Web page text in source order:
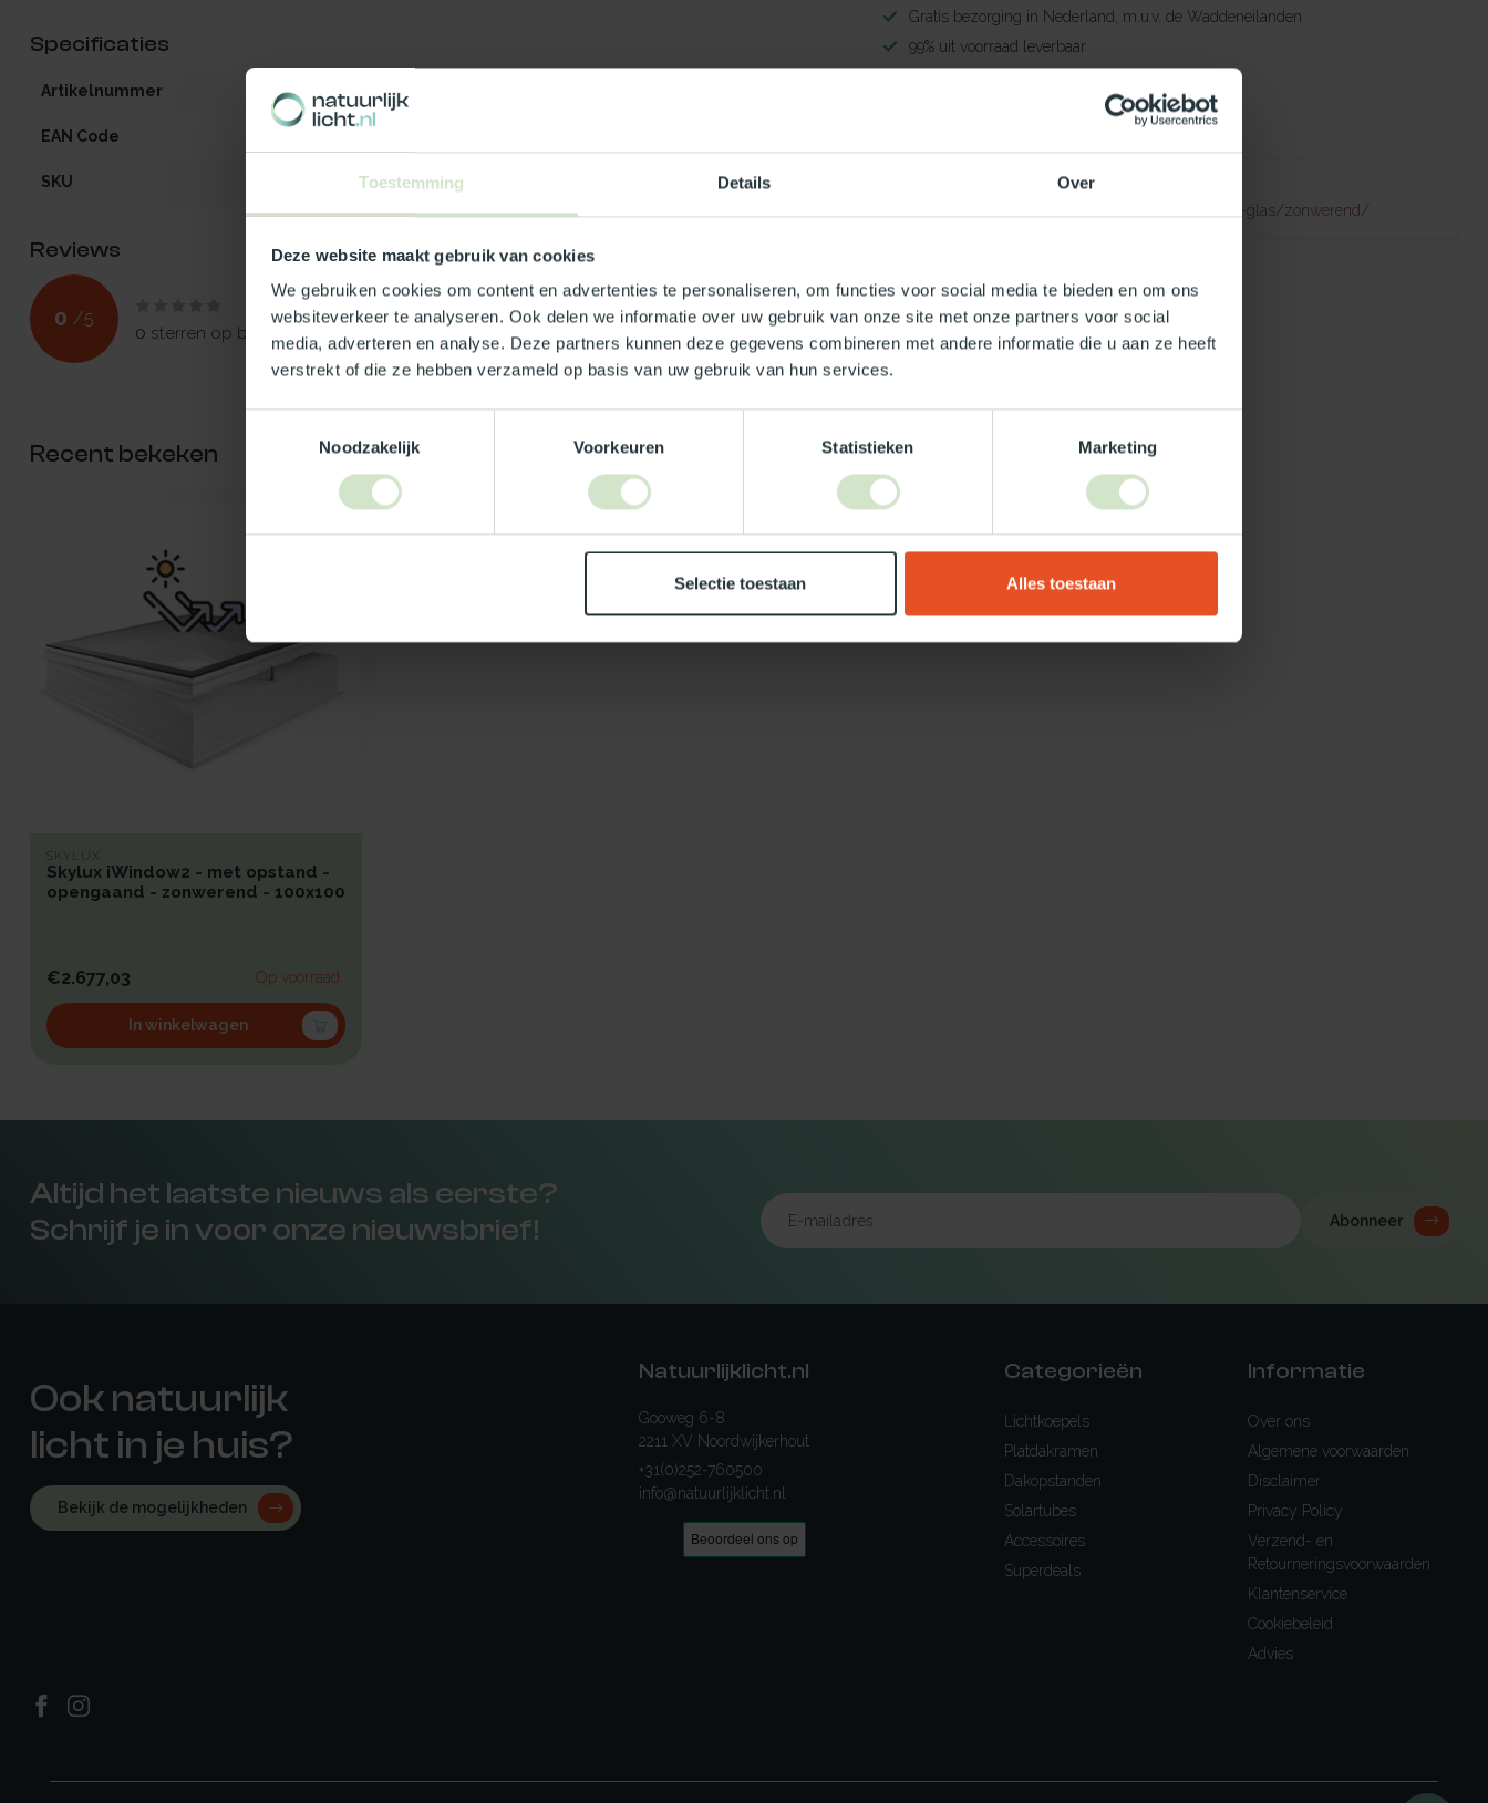
Toestemming Details Over
Deze website maakt gebruik van cookies
We gebruiken cookies om content en advertenties te personaliseren, om functies voor social media te bieden en om ons
websiteverkeer te analyseren. Ook delen we informatie over uw gebruik van onze site met onze partners voor social
media, adverteren en analyse. Deze partners kunnen deze gegevens combineren met andere informatie die u aan ze heeft
verstrekt of die ze hebben verzameld op basis van uw gebruik van hun services.
Noodzakelijk
Voorkeuren Statistieken Marketing
Selectie toestaan Alles toestaan
Specificaties
Artikelnummer iW2-MO-OG-zonwerend10x10
EAN Code
SKU 100764
Reviews
0 /5
0 sterren op basis van beoordelingen
Je beoordeling toevoegen
Gratis bezorging in Nederland, m.u.v. de Waddeneilanden
99% uit voorraad leverbaar
Maak jouw bestelling compleet!
TypeError: Failed to fetch
https://www.natuurlijklicht.nl/platdakramen/type-glas/zonwerend/
Recent bekeken
SKYLUX
Skylux iWindow2 - met opstand -
opengaand - zonwerend - 100x100
€2.677,03 Op voorraad
In winkelwagen
Altijd het laatste nieuws als eerste?
Schrijf je in voor onze nieuwsbrief!
Abonneer
Ook natuurlijk
licht in je huis?
Bekijk de mogelijkheden
Natuurlijklicht.nl
Gooweg 6-8
2211 XV Noordwijkerhout
+31(0)252-760500
info@natuurlijklicht.nl
Categorieën
Lichtkoepels
Platdakramen
Dakopstanden
Solartubes
Accessoires
Superdeals
Informatie
Over ons
Algemene voorwaarden
Disclaimer
Privacy Policy
Verzend- en
Retourneringsvoorwaarden
Klantenservice
Cookiebeleid
Advies